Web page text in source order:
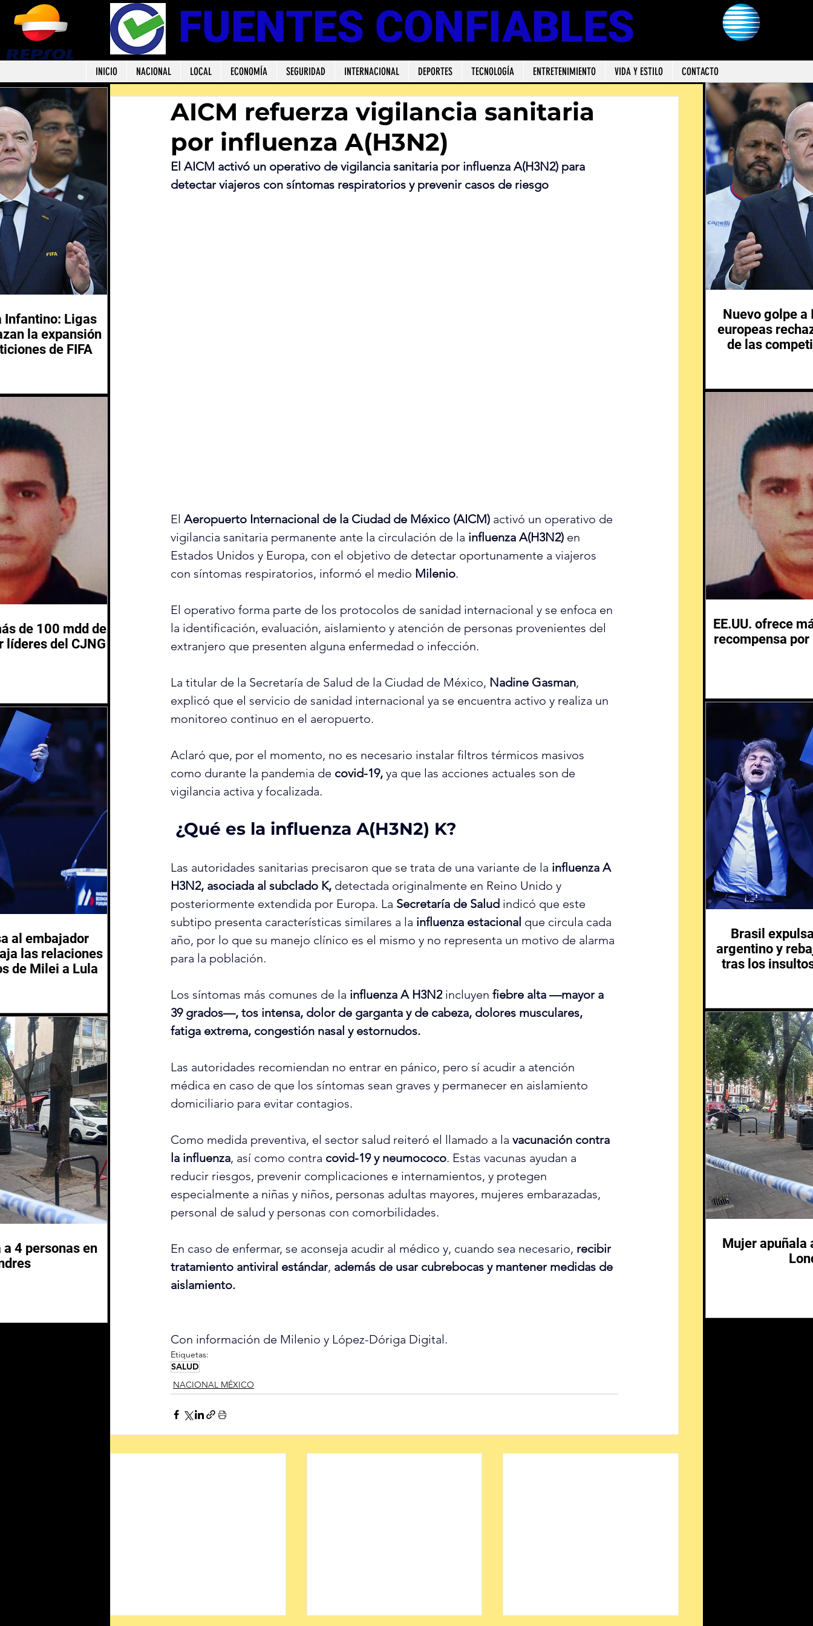
FUENTES CONFIABLES
INICIO NACIONAL LOCAL ECONOMÍA SEGURIDAD INTERNACIONAL DEPORTES TECNOLOGÍA ENTRETENIMIENTO VIDA Y ESTILO CONTACTO
AICM refuerza vigilancia sanitaria
por influenza A(H3N2)
El AICM activó un operativo de vigilancia sanitaria por influenza A(H3N2) para
detectar viajeros con síntomas respiratorios y prevenir casos de riesgo
El Aeropuerto Internacional de la Ciudad de México (AICM) activó un operativo de
vigilancia sanitaria permanente ante la circulación de la influenza A(H3N2) en
Estados Unidos y Europa, con el objetivo de detectar oportunamente a viajeros
con síntomas respiratorios, informó el medio Milenio.
El operativo forma parte de los protocolos de sanidad internacional y se enfoca en
la identificación, evaluación, aislamiento y atención de personas provenientes del
extranjero que presenten alguna enfermedad o infección.
La titular de la Secretaría de Salud de la Ciudad de México, Nadine Gasman,
explicó que el servicio de sanidad internacional ya se encuentra activo y realiza un
monitoreo continuo en el aeropuerto.
Aclaró que, por el momento, no es necesario instalar filtros térmicos masivos
como durante la pandemia de covid-19, ya que las acciones actuales son de
vigilancia activa y focalizada.
¿Qué es la influenza A(H3N2) K?
Las autoridades sanitarias precisaron que se trata de una variante de la influenza A
H3N2, asociada al subclado K, detectada originalmente en Reino Unido y
posteriormente extendida por Europa. La Secretaría de Salud indicó que este
subtipo presenta características similares a la influenza estacional que circula cada
año, por lo que su manejo clínico es el mismo y no representa un motivo de alarma
para la población.
Los síntomas más comunes de la influenza A H3N2 incluyen fiebre alta —mayor a
39 grados—, tos intensa, dolor de garganta y de cabeza, dolores musculares,
fatiga extrema, congestión nasal y estornudos.
Las autoridades recomiendan no entrar en pánico, pero sí acudir a atención
médica en caso de que los síntomas sean graves y permanecer en aislamiento
domiciliario para evitar contagios.
Como medida preventiva, el sector salud reiteró el llamado a la vacunación contra
la influenza, así como contra covid-19 y neumococo. Estas vacunas ayudan a
reducir riesgos, prevenir complicaciones e internamientos, y protegen
especialmente a niñas y niños, personas adultas mayores, mujeres embarazadas,
personal de salud y personas con comorbilidades.
En caso de enfermar, se aconseja acudir al médico y, cuando sea necesario, recibir
tratamiento antiviral estándar, además de usar cubrebocas y mantener medidas de
aislamiento.
Con información de Milenio y López-Dóriga Digital.
Etiquetas:
SALUD
NACIONAL MÉXICO
Infantino: Ligas
la expansión
de FIFA
de 100 mdd de
líderes del CJNG
al embajador
las relaciones
de Milei a Lula
4 personas en
Nuevo golpe
europeas
de las
EE.UU. ofrece
recompensa
Brasil
argentino y
tras los
Mujer apuñala